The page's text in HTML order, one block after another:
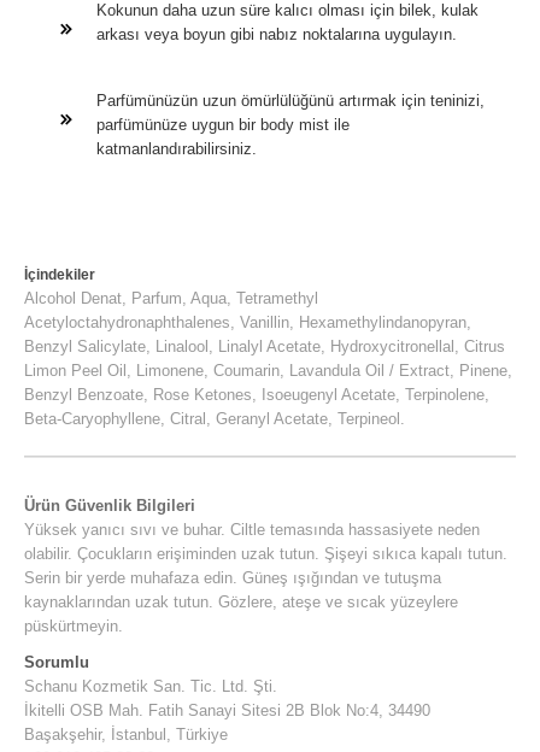
Kokunun daha uzun süre kalıcı olması için bilek, kulak
arkası veya boyun gibi nabız noktalarına uygulayın.
Parfümünüzün uzun ömürlülüğünü artırmak için teninizi,
parfümünüze uygun bir body mist ile
katmanlandırabilirsiniz.
Ürün Güvenlik Bilgileri
Yüksek yanıcı sıvı ve buhar. Ciltle temasında hassasiyete neden
olabilir. Çocukların erişiminden uzak tutun. Şişeyi sıkıca kapalı tutun.
Serin bir yerde muhafaza edin. Güneş ışığından ve tutuşma
kaynaklarından uzak tutun. Gözlere, ateşe ve sıcak yüzeylere
püskürtmeyin.
Sorumlu
Schanu Kozmetik San. Tic. Ltd. Şti.
İkitelli OSB Mah. Fatih Sanayi Sitesi 2B Blok No:4, 34490
Başakşehir, İstanbul, Türkiye
İçindekiler
Alcohol Denat, Parfum, Aqua, Tetramethyl
Acetyloctahydronaphthalenes, Vanillin, Hexamethylindanopyran,
Benzyl Salicylate, Linalool, Linalyl Acetate, Hydroxycitronellal, Citrus
Limon Peel Oil, Limonene, Coumarin, Lavandula Oil / Extract, Pinene,
Benzyl Benzoate, Rose Ketones, Isoeugenyl Acetate, Terpinolene,
Beta-Caryophyllene, Citral, Geranyl Acetate, Terpineol.